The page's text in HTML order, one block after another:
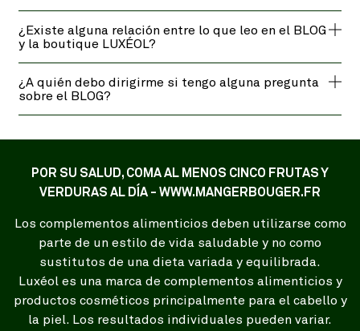
¿Existe alguna relación entre lo que leo en el BLOG
y la boutique LUXÉOL?
¿A quién debo dirigirme si tengo alguna pregunta
sobre el BLOG?
POR SU SALUD, COMA AL MENOS CINCO FRUTAS Y
VERDURAS AL DÍA - WWW.MANGERBOUGER.FR
Los complementos alimenticios deben utilizarse como
parte de un estilo de vida saludable y no como
sustitutos de una dieta variada y equilibrada.
Luxéol es una marca de complementos alimenticios y
productos cosméticos principalmente para el cabello y
la piel. Los resultados individuales pueden variar.